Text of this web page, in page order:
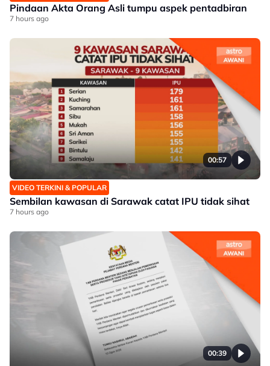
Pindaan Akta Orang Asli tumpu aspek pentadbiran
7 hours ago
00:57
VIDEO TERKINI & POPULAR
Sembilan kawasan di Sarawak catat IPU tidak sihat
7 hours ago
00:39